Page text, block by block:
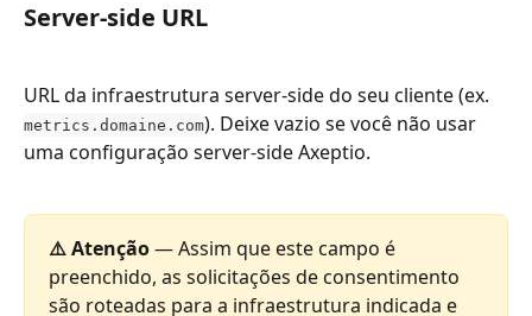
Server-side URL
URL da infraestrutura server-side do seu cliente (ex.
metrics.domaine.com). Deixe vazio se você não usar
uma configuração server-side Axeptio.
⚠️ Atenção — Assim que este campo é
preenchido, as solicitações de consentimento
são roteadas para a infraestrutura indicada e